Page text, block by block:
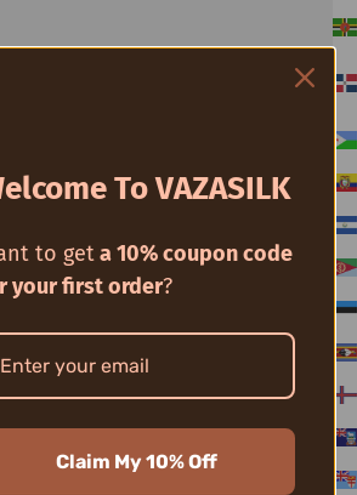
To VAZASILK
to geta 10% coupon code
your first order?
Claim My 10% Off